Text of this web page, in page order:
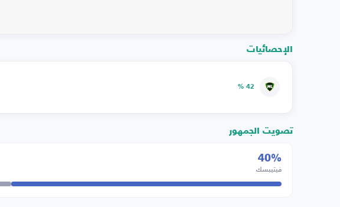
الإحصائيات
42 %
تصويت الجمهور
40%
فيتيبسك